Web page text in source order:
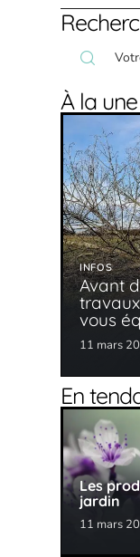
À la une
INFOS
Avant
vous
11 mars
En
Les
jardin
11 mars